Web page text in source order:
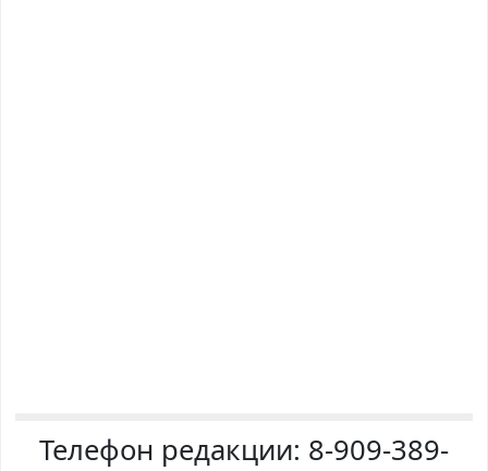
Телефон редакции: 8-909-389-